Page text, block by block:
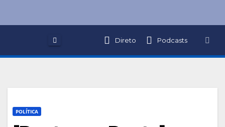
Direto Podcasts
POLÍTICA